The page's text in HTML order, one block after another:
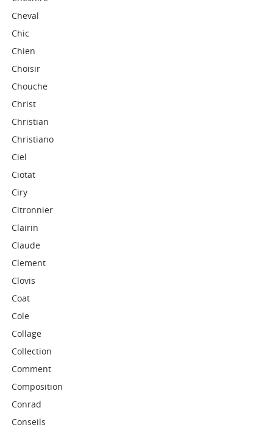
Cheval
Chic
Chien
Choisir
Chouche
Christ
Christian
Christiano
Ciel
Ciotat
Ciry
Citronnier
Clairin
Claude
Clement
Clovis
Coat
Cole
Collage
Collection
Comment
Composition
Conrad
Conseils